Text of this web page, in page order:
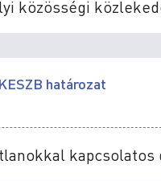
közösségi
határozat